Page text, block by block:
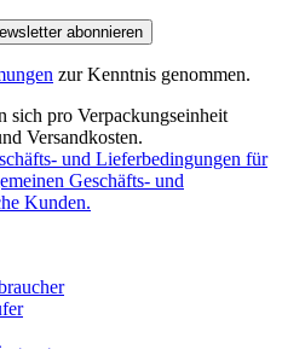
abonnieren
zur Kenntnis genommen.
sich pro Verpackungseinheit
Versandkosten.
und Lieferbedingungen für
Geschäfts- und
Kunden.